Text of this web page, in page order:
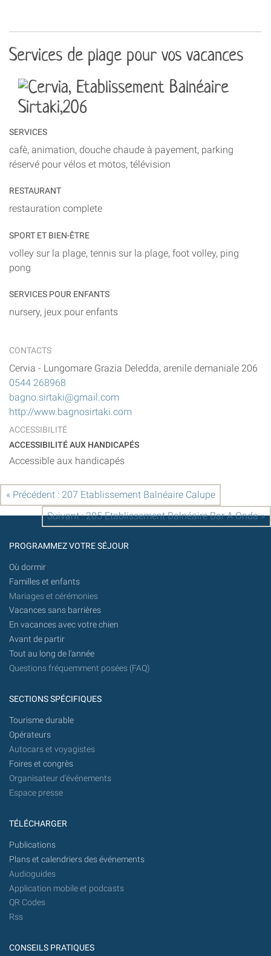
Services de plage pour vos vacances
SERVICES
cafè, animation, douche chaude à payement, parking
réservé pour vélos et motos, télévision
RESTAURANT
restauration complete
SPORT ET BIEN-ÊTRE
volley sur la plage, tennis sur la plage, foot volley, ping
pong
SERVICES POUR ENFANTS
nursery, jeux pour enfants
CONTACTS
Cervia - Lungomare Grazia Deledda, arenile demaniale 206
0544 268968
bagno.sirtaki@gmail.com
http://www.bagnosirtaki.com
ACCESSIBILITÉ
ACCESSIBILITÉ AUX HANDICAPÉS
Accessible aux handicapés
« Précédent : 207 Etablissement Balnéaire Calupe
Suivant : 205 Etablissement Balnéaire Bar A Onda »
PROGRAMMEZ VOTRE SÉJOUR
Où dormir
Familles et enfants
Mariages et cérémonies
Vacances sans barrières
En vacances avec votre chien
Avant de partir
Tout au long de l'année
Questions fréquemment posées (FAQ)
SECTIONS SPÉCIFIQUES
Tourisme durable
Opérateurs
Autocars et voyagistes
Foires et congrès
Organisateur d'événements
Espace presse
TÉLÉCHARGER
Publications
Plans et calendriers des événements
Audioguides
Application mobile et podcasts
QR Codes
Rss
CONSEILS PRATIQUES